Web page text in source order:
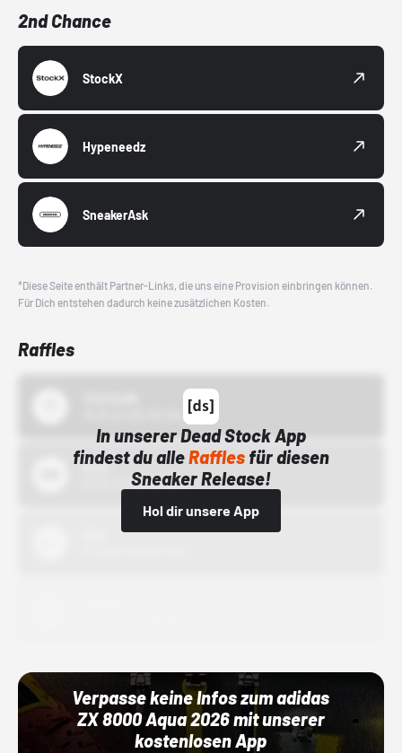
2nd Chance
StockX
Hypeneedz
SneakerAsk
*Diese Seite enthält Partner-Links, die uns eine Provision einbringen können.
Für Dich entstehen dadurch keine zusätzlichen Kosten.
Raffles
In unserer Dead Stock App
findest du alleRafflesfür diesen
Sneaker Release!
Hol dir unsere App
Bstn
01.10.22 00:00 Uhr
Verpasse keine Infos zum adidas
ZX 8000 Aqua 2026 mit unserer
kostenlosen App